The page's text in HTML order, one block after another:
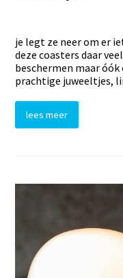
je legt ze neer om er
deze coasters daar
beschermen maar
prachtige juweeltjes,
lees meer